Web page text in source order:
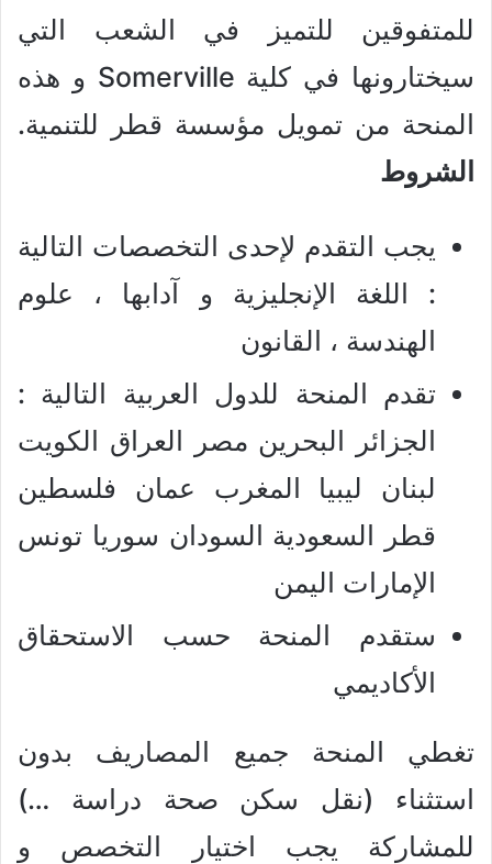
للمتفوقين للتميز في الشعب التي
سيختارونها في كلية Somerville و هذه
المنحة من تمويل مؤسسة قطر للتنمية.
الشروط
يجب التقدم لإحدى التخصصات التالية
: اللغة الإنجليزية و آدابها ، علوم
الهندسة ، القانون
تقدم المنحة للدول العربية التالية :
الجزائر البحرين مصر العراق الكويت
لبنان ليبيا المغرب عمان فلسطين
قطر السعودية السودان سوريا تونس
الإمارات اليمن
ستقدم المنحة حسب الاستحقاق
الأكاديمي
تغطي المنحة جميع المصاريف بدون
استثناء (نقل سكن صحة دراسة …)
للمشاركة يجب اختيار التخصص و